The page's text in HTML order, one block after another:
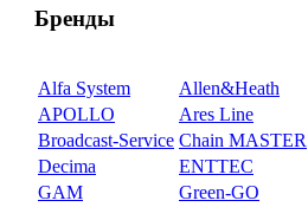
Бренды
Alfa System Allen&Heath
APOLLO
Ares Line
Broadcast-Service Chain MASTER
Decima
ENTTEC
GAM
Green-GO